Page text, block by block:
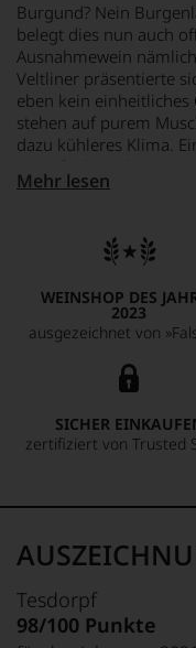
Burgund? Nein
belegt dies nun auch
Ausnahmewein
Veltliner präsentierte
eben kein einheitliches
stehen auf purem
dazu kühleres Klima.
Feuerstein, Nussigkeit
Entdeckung. Das
Veltliner-Benchmark!
Mehr lesen
WEINSHOP DES
2023
ausgezeichnet von
SICHER
zertifiziert von Trusted
Tesdorpf
98/100 Punkte